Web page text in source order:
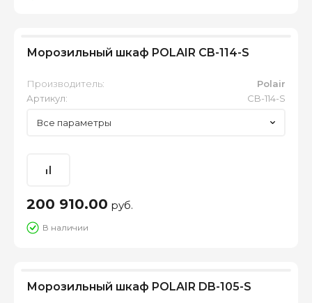
Морозильный шкаф POLAIR CB-114-S
Производитель:
Polair
Артикул:
CB-114-S
Все параметры
200 910.00 руб.
В наличии
Морозильный шкаф POLAIR DB-105-S